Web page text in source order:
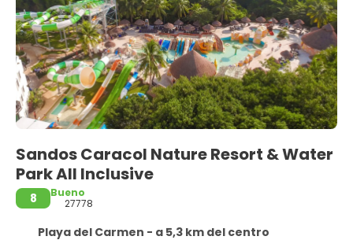
Sandos Caracol Nature Resort & Water
Park All Inclusive
8
Bueno
27778
Playa del Carmen - a 5,3 km del centro